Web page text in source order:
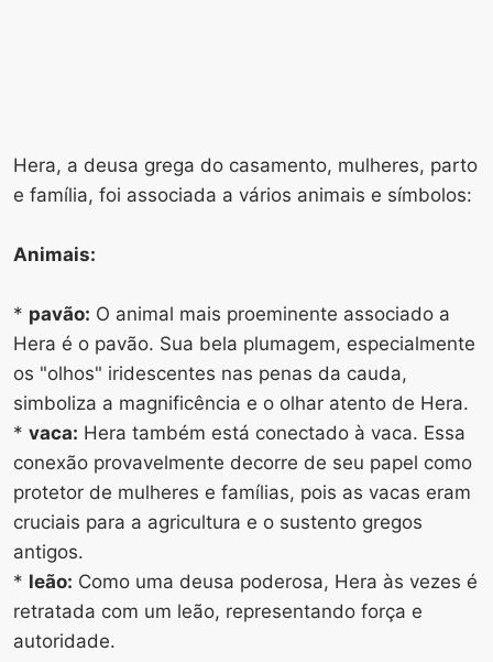
Hera, a deusa grega do casamento, mulheres, parto
e família, foi associada a vários animais e símbolos:
Animais:
* pavão: O animal mais proeminente associado a
Hera é o pavão. Sua bela plumagem, especialmente
os "olhos" iridescentes nas penas da cauda, ​​
simboliza a magnificência e o olhar atento de Hera.
* vaca: Hera também está conectado à vaca. Essa
conexão provavelmente decorre de seu papel como
protetor de mulheres e famílias, pois as vacas eram
cruciais para a agricultura e o sustento gregos
antigos.
* leão: Como uma deusa poderosa, Hera às vezes é
retratada com um leão, representando força e
autoridade.